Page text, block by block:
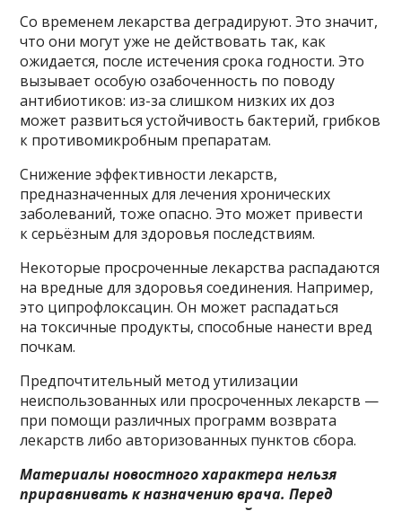
Со временем лекарства деградируют. Это значит,
что они могут уже не действовать так, как
ожидается, после истечения срока годности. Это
вызывает особую озабоченность по поводу
антибиотиков: из-за слишком низких их доз
может развиться устойчивость бактерий, грибков
к противомикробным препаратам.
Снижение эффективности лекарств,
предназначенных для лечения хронических
заболеваний, тоже опасно. Это может привести
к серьёзным для здоровья последствиям.
Некоторые просроченные лекарства распадаются
на вредные для здоровья соединения. Например,
это ципрофлоксацин. Он может распадаться
на токсичные продукты, способные нанести вред
почкам.
Предпочтительный метод утилизации
неиспользованных или просроченных лекарств —
при помощи различных программ возврата
лекарств либо авторизованных пунктов сбора.
Материалы новостного характера нельзя
приравнивать к назначению врача. Перед